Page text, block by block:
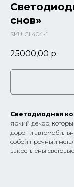
снов»
SKU: CL404-1
25000,00 р.
Светодиодная
яркий декор,
дорог и
собой прочный
закреплены